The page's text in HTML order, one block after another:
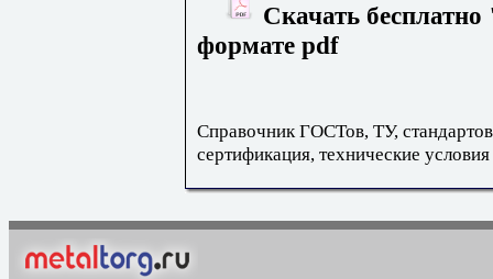
Скачать
формате pdf
Справочник ГОСТов, ТУ,
сертификация, технические условия